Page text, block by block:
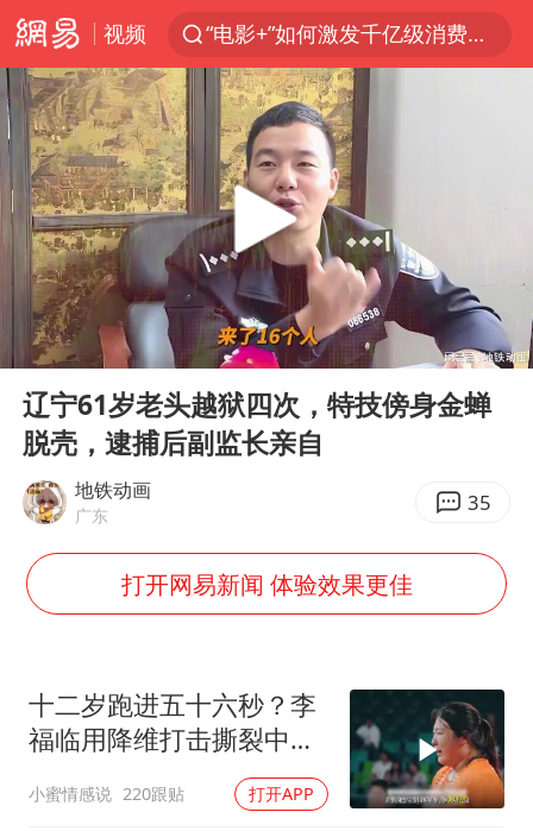
视频
全球首个长时储能一体化产业园量产
出口禁令驱动有色板块大涨
中巨芯：上半年归母净利润1405.77万元
秋天的第一杯奶茶到底有多火
38岁演员求职万岁山NPC成功
国乒男单横滨冠军赛全军覆没
U17国足三连胜晋级明日之星半决赛
美股存储板块集体大跌
东航：国内客票提前14天免费退改
胜宏科技：股票交易异常波动
夯实基础开新局
Play
00:00 03:28
辽宁61岁老头越狱四次，特技傍身金蝉
脱壳，逮捕后副监长亲自
地铁动画
广东 35
打开网易新闻 体验效果更佳
十二岁跑进五十六秒？李
福临用降维打击撕裂中国
小蜜情感说 220跟贴 打开APP